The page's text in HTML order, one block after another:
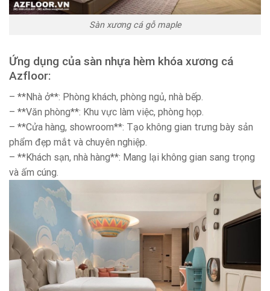
Sàn xương cá gỗ maple
Ứng dụng của sàn nhựa hèm khóa xương cá
Azfloor:
– **Nhà ở**: Phòng khách, phòng ngủ, nhà bếp.
– **Văn phòng**: Khu vực làm việc, phòng họp.
– **Cửa hàng, showroom**: Tạo không gian trưng bày sản
phẩm đẹp mắt và chuyên nghiệp.
– **Khách sạn, nhà hàng**: Mang lại không gian sang trọng
và ấm cúng.